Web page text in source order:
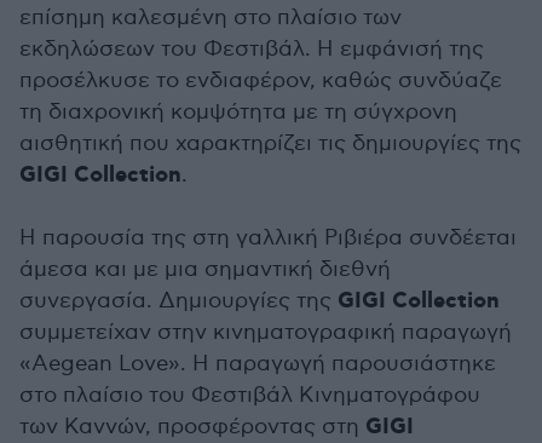
επίσημη καλεσμένη στο πλαίσιο των
εκδηλώσεων του Φεστιβάλ. Η εμφάνισή της
προσέλκυσε το ενδιαφέρον, καθώς συνδύαζε
τη διαχρονική κομψότητα με τη σύγχρονη
αισθητική που χαρακτηρίζει τις δημιουργίες της
GIGI Collection.
Η παρουσία της στη γαλλική Ριβιέρα συνδέεται
άμεσα και με μια σημαντική διεθνή
συνεργασία. Δημιουργίες της GIGI Collection
συμμετείχαν στην κινηματογραφική παραγωγή
«Aegean Love». Η παραγωγή παρουσιάστηκε
στο πλαίσιο του Φεστιβάλ Κινηματογράφου
των Καννών, προσφέροντας στη GIGI